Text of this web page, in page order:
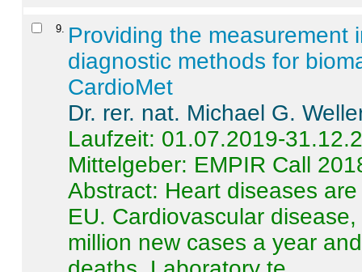
9
Providing the measurement
diagnostic methods for
CardioMet
Dr. rer. nat. Michael G.
Laufzeit: 01.07.2019-
Mittelgeber: EMPIR Call
Abstract: Heart diseases
EU. Cardiovascular
million new cases a year